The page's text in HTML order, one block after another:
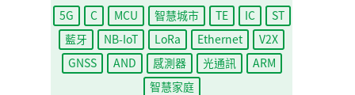
5G C MCU 智慧城市 TE IC
ST
藍牙
NB-IoT LoRa Ethernet
V2X
GNSS
AND 感測器 光通訊
ARM
智慧家庭